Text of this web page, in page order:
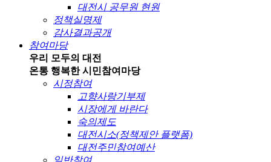
대전시 공무원 현원
정책실명제
감사결과공개
참여마당
우리 모두의 대전
온통 행복한 시민참여마당
시정참여
고향사랑기부제
시장에게 바란다
숙의제도
대전시소(정책제안 플랫폼)
대전주민참여예산
일반참여